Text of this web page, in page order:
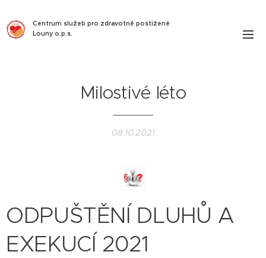
Centrum služeb pro zdravotně postižené
Louny o.p.s.
Milostivé léto
08.10.2021
ODPUŠTĚNÍ DLUHŮ A
EXEKUCÍ 2021